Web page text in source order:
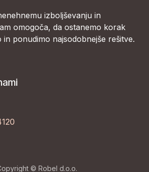
izboljševanju in
omogoča, da ostanemo korak
ponudimo najsodobnejše rešitve.
© Robel d.o.o.